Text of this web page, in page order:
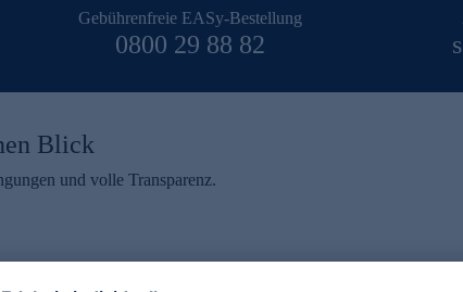
Gebührenfreie EASy-Bestellung
0800 29 88 82
Blick
und volle Transparenz.